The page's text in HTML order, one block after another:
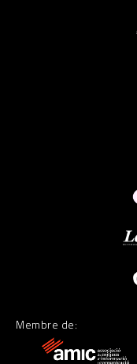
Membre de: